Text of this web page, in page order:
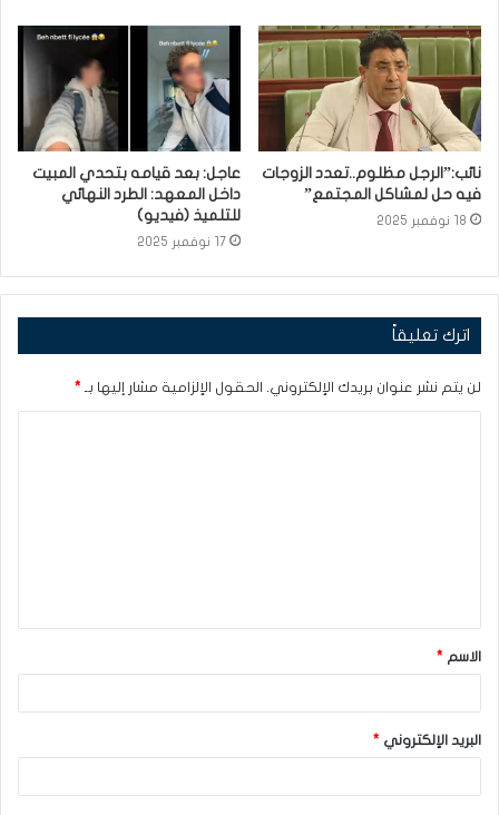
نائب:”الرجل مظلوم..تعدد الزوجات
فيه حل لمشاكل المجتمع”
18 نوفمبر 2025
عاجل: بعد قيامه بتحدي المبيت
داخل المعهد: الطرد النهائي
للتلميذ (فيديو)
17 نوفمبر 2025
اترك تعليقاً
لن يتم نشر عنوان بريدك الإلكتروني. الحقول الإلزامية مشار إليها بـ *
ق
*الاسم *
البريد الإلكتروني *